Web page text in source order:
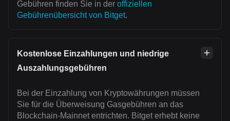
Gebühren finden Sie in der offiziellen
Gebührenübersicht von Bitget.
Kostenlose Einzahlungen und niedrige
Auszahlungsgebühren
Bei der Einzahlung von Kryptowährungen müssen
Sie für die Überweisung Gasgebühren an das
Blockchain-Mainnet entrichten. Bitget erhebt keine